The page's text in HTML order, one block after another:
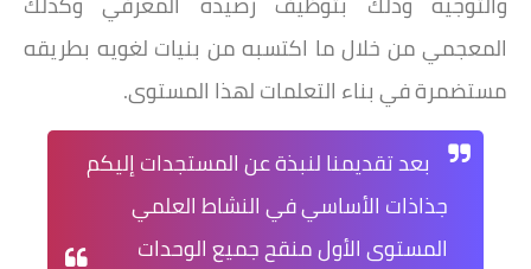
المعجمي من خلال ما اكتسبه من بنيات لغويه بطريقه
مستضمرة في بناء التعلمات لهذا المستوى.
بعد تقديمنا لنبذة عن المستجدات إليكم
جذاذات الأساسي في النشاط العلمي
المستوى الأول منقح جميع الوحدات